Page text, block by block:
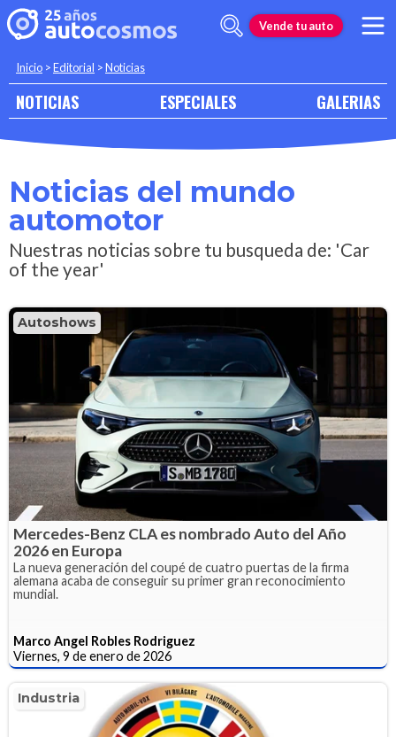
Vende tu auto
Inicio >Editorial >Noticias
NOTICIAS ESPECIALES GALERIAS
Noticias del mundo
automotor
Nuestras noticias sobre tu busqueda de: 'Car
of the year'
Autoshows
Mercedes-Benz CLA es nombrado Auto del Año
2026 en Europa
La nueva generación del coupé de cuatro puertas de la firma
alemana acaba de conseguir su primer gran reconocimiento
mundial.
Marco Angel Robles Rodriguez
Viernes, 9 de enero de 2026
Industria